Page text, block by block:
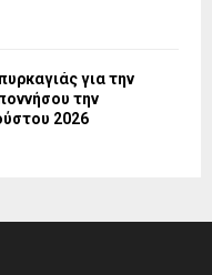
για την
την
2026